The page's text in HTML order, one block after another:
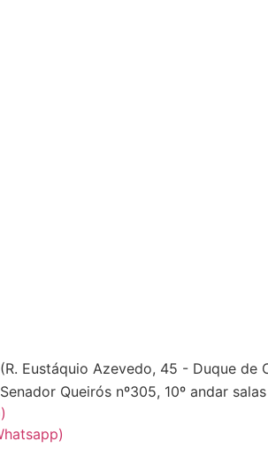
Eustáquio Azevedo, 45 - Duque de
Queirós nº305, 10º andar